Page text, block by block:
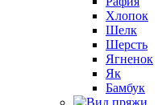
Хлопок
Шелк
Шерсть
Ягненок
Як
Бамбук